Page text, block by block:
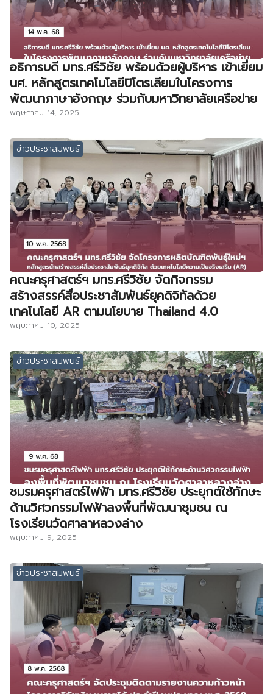
อธิการบดี มทร.ศรีวิชัย พร้อมด้วยผู้บริหาร เข้าเยี่ยม
นศ. หลักสูตรเทคโนโลยีปิโตรเลียมในโครงการ
พัฒนาภาษาอังกฤษ ร่วมกับมหาวิทยาลัยเครือข่าย
พฤษภาคม 14, 2025
ข่าวประชาสัมพันธ์
คณะครุศาสตร์ฯ มทร.ศรีวิชัย จัดกิจกรรม
สร้างสรรค์สื่อประชาสัมพันธ์ยุคดิจิทัลด้วย
เทคโนโลยี AR ตามนโยบาย Thailand 4.0
พฤษภาคม 10, 2025
ข่าวประชาสัมพันธ์
ชมรมครุศาสตร์ไฟฟ้า มทร.ศรีวิชัย ประยุกต์ใช้ทักษะ
ด้านวิศวกรรมไฟฟ้าลงพื้นที่พัฒนาชุมชน ณ
โรงเรียนวัดศาลาหลวงล่าง
พฤษภาคม 9, 2025
ข่าวประชาสัมพันธ์